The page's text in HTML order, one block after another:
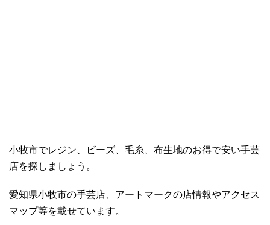
小牧市でレジン、ビーズ、毛糸、布生地のお得で安い手芸
店を探しましょう。
愛知県小牧市の手芸店、アートマークの店情報やアクセス
マップ等を載せています。